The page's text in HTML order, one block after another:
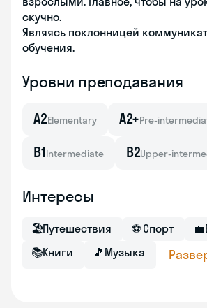
скучно.
Являясь поклонницей
обучения.
Уровни преподавания
A2Elementary A2+Pre-
B1Intermediate B2Upper-
Интересы
🏖Путешествия ⚽ Спорт 💼
📚Книги 🎵 Музыка